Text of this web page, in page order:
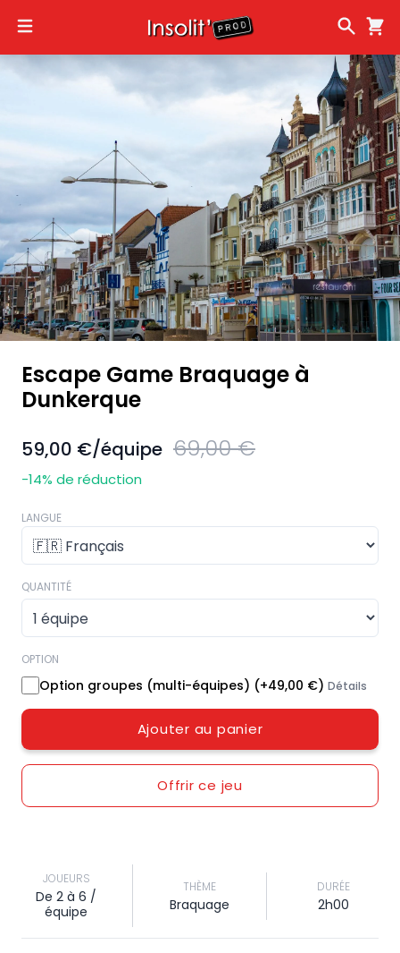
Escape Game Braquage à
Dunkerque
59,00 €/équipe 69,00 €
-14% de réduction
LANGUE
QUANTITÉ
OPTION
Option groupes (multi-équipes) (+49,00 €) Détails
Ajouter au panier
Offrir ce jeu
JOUEURS
De 2 à 6 /
équipe
THÈME
Braquage
DURÉE
2h00